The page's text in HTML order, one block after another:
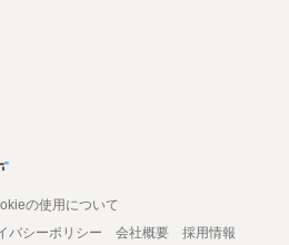
の使用について
バシーポリシー 会社概要
採用情報